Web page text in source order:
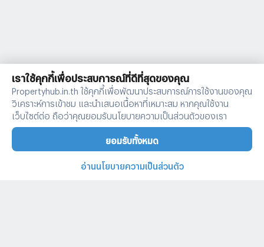
เราใช้คุกกี้เพื่อประสบการณ์ที่ดีที่สุดของคุณ
Propertyhub.in.th ใช้คุกกี้เพื่อพัฒนาประสบการณ์การใช้งานของคุณ
วิเคราะห์การเข้าชม และนำเสนอเนื้อหาที่เหมาะสม หากคุณใช้งาน
เว็บไซต์ต่อ ถือว่าคุณยอมรับนโยบายความเป็นส่วนตัวของเรา
ยอมรับทั้งหมด
อ่านนโยบายความเป็นส่วนตัว